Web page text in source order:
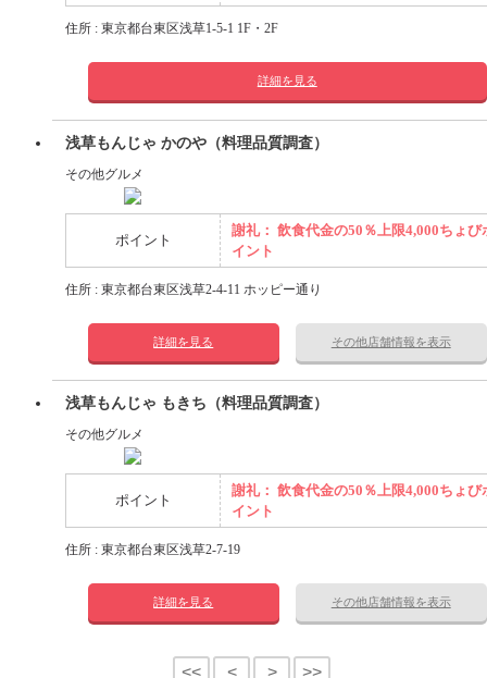
住所 : 東京都台東区浅草1-5-1 1F・2F
詳細を見る
浅草もんじゃ かのや（料理品質調査）
その他グルメ
ポイント
謝礼： 飲食代金の50％上限4,000ちょび
イント
住所 : 東京都台東区浅草2-4-11 ホッピー通り
詳細を見る その他店舗情報を表示
浅草もんじゃ もきち（料理品質調査）
その他グルメ
ポイント
謝礼： 飲食代金の50％上限4,000ちょび
イント
住所 : 東京都台東区浅草2-7-19
詳細を見る その他店舗情報を表示
<< < > >>